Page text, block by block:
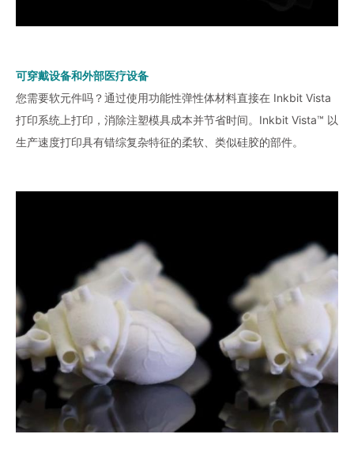
可穿戴设备和外部医疗设备
您需要软元件吗？通过使用功能性弹性体材料直接在 Inkbit Vista
打印系统上打印，消除注塑模具成本并节省时间。Inkbit Vista™ 以
生产速度打印具有错综复杂特征的柔软、类似硅胶的部件。